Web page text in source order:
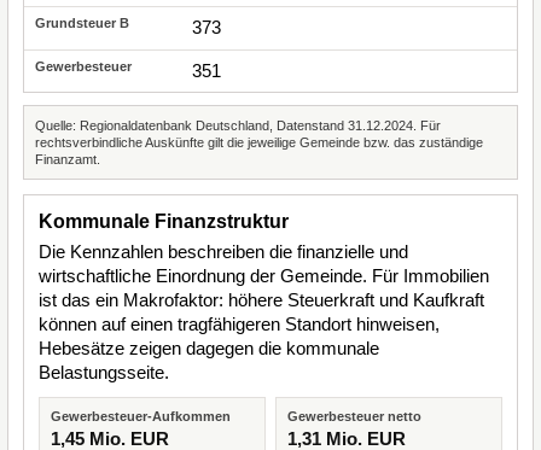
373
351
Quelle: Regionaldatenbank Deutschland, Datenstand 31.12.2024. Für
rechtsverbindliche Auskünfte gilt die jeweilige Gemeinde bzw. das zuständige
Finanzamt.
Kommunale Finanzstruktur
Die Kennzahlen beschreiben die finanzielle und
wirtschaftliche Einordnung der Gemeinde. Für Immobilien
ist das ein Makrofaktor: höhere Steuerkraft und Kaufkraft
können auf einen tragfähigeren Standort hinweisen,
Hebesätze zeigen dagegen die kommunale
Belastungsseite.
Gewerbesteuer-Aufkommen
1,45 Mio. EUR
Gewerbesteuer netto
1,31 Mio. EUR